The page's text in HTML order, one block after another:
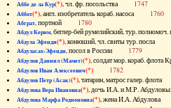
Аббе де ла Кур(*), чл. фр. посольства 1747
Аббот(*), англ. изобретатель кораб. насоса 1760
Абграт, портной 1780
Абдул Керим, беглер-бей румелийский, тур.
Абдула Эфенди(*), конюший, чл. свиты тур. посла
Абдуласах-Эфенди, посол в России 1779
Абдулов Даниил (Мамет)(*), солдат мор. кораб.
Абдулов Иван Алексеевич(*) 1782
Абдулов Петр (Асак)(*), татарин, матрос галер.
Абдулова Вера Ивановна(*), дочь И.А. и М.Р.
Абдулова Марфа Родионовна(*), жена И.А.